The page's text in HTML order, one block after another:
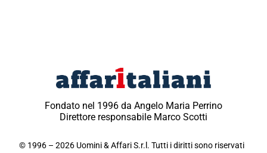
Fondato nel 1996 da Angelo Maria Perrino
Direttore responsabile Marco Scotti
© 1996 – 2026 Uomini & Affari S.r.l. Tutti i diritti sono riservati